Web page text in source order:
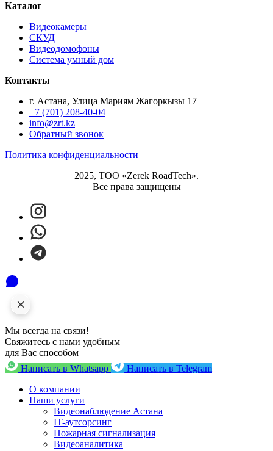
Каталог
Видеокамеры
СКУД
Видеодомофоны
Система умный дом
Контакты
г. Астана, Улица Мариям Жагоркызы 17
+7 (701) 208-40-04
info@zrt.kz
Обратный звонок
Политика конфиденциальности
2025, ТОО «Zerek RoadTech».
Все права защищены
Мы всегда на связи!
Свяжитесь с нами удобным
для Вас способом
Написать в Whatsapp
Написать в Telegram
О компании
Наши услуги
Видеонаблюдение Астана
IT-аутсорсинг
Пожарная сигнализация
Видеоаналитика